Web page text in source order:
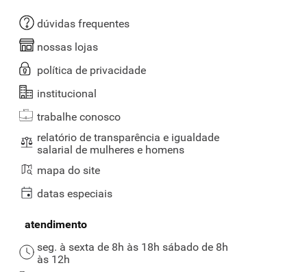
dúvidas frequentes
nossas lojas
política de privacidade
institucional
trabalhe conosco
relatório de transparência e igualdade
salarial de mulheres e homens
mapa do site
datas especiais
atendimento
seg. à sexta de 8h às 18h sábado de 8h
às 12h